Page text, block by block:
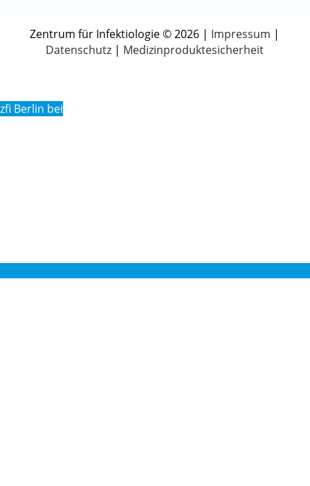
Zentrum für Infektiologie © 2026 | Impressum |
Datenschutz | Medizinproduktesicherheit
zfi Berlin bei